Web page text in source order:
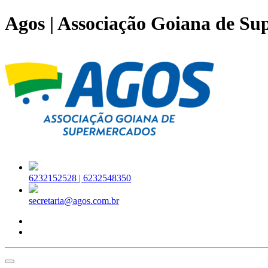
Agos | Associação Goiana de
6232152528 | 6232548350
secretaria@agos.com.br